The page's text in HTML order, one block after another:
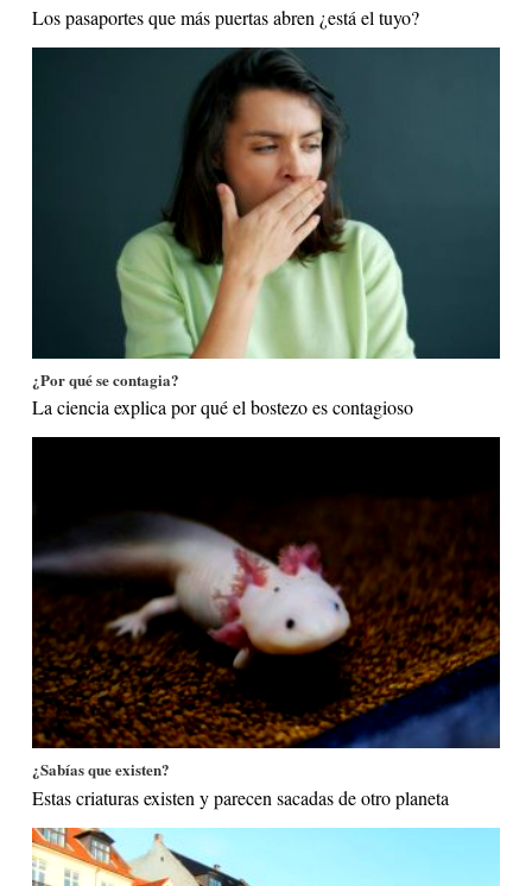
Los pasaportes que más puertas abren ¿está el tuyo?
¿Por qué se contagia?
La ciencia explica por qué el bostezo es contagioso
¿Sabías que existen?
Estas criaturas existen y parecen sacadas de otro planeta